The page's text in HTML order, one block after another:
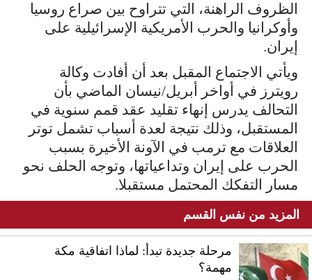
الظروف الراهنة، التي تتراوح بين صراع روسيا
وأوكرانيا والحرب الأمريكية الإسرائيلية على
إيران.
ويأتي الاجتماع المقبل بعد أن أفادت وكالة
رويترز في أواخر أبريل/نيسان الماضي بأن
التحالف يدرس إنهاء تقليد عقد قمم سنوية في
المستقبل، وذلك نتيجة لعدة أسباب تشمل توتر
العلاقات مع ترمب في الآونة الأخيرة بسبب
الحرب على إيران وتداعياتها، وتوجه الحلف نحو
مسار التفكك المحتمل مستقبلا.
المزيد من نفس القسم
مرحلة جديدة تبدأ: لماذا اتفاقية مكة
مهمة؟